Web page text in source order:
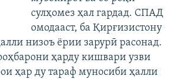
сулҳомез ҳал гардад. СПАД
омодааст, ба Қирғизистону
низоъ ёрии зарурӣ расонад.
ҳарду кишвари узви
ҳар ду тараф муносиби ҳалли